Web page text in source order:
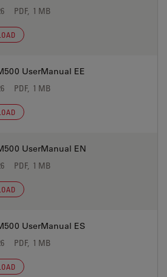
PDF, 1 MB
UserManual EE
PDF, 1 MB
UserManual EN
PDF, 1 MB
UserManual ES
PDF, 1 MB